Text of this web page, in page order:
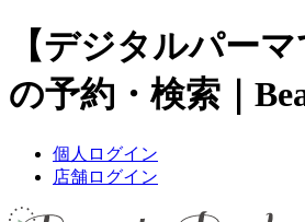
【デジタルパー
の予約・検索｜
個人ログイン
店舗ログイン